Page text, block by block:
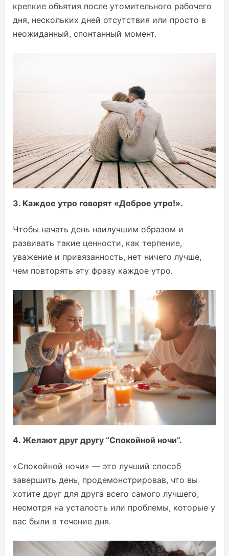
крепкие объятия после утомительного рабочего
дня, нескольких дней отсутствия или просто в
неожиданный, спонтанный момент.
3. Каждое утро говорят «Доброе утро!».
Чтобы начать день наилучшим образом и
развивать такие ценности, как терпение,
уважение и привязанность, нет ничего лучше,
чем повторять эту фразу каждое утро.
4. Желают друг другу “Спокойной ночи”.
«Спокойной ночи» — это лучший способ
завершить день, продемонстрировав, что вы
хотите друг для друга всего самого лучшего,
несмотря на усталость или проблемы, которые у
вас были в течение дня.